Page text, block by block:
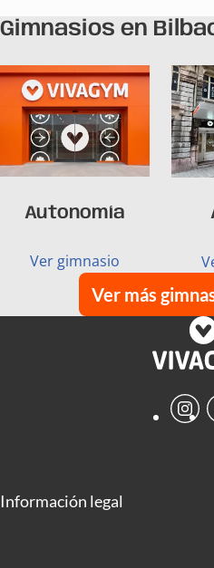
Gimnasios en
Autonomía
Ver gimnasio
Ver más
Información legal